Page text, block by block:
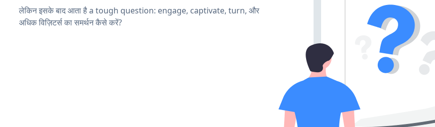
लेकिन इसके बाद आता है a tough question: engage, captivate, turn, और
अधिक विज़िटर्स का समर्थन कैसे करें?